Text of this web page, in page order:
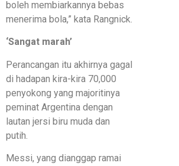
boleh membiarkannya bebas
menerima bola,” kata Rangnick.
‘Sangat marah’
Perancangan itu akhirnya gagal
di hadapan kira-kira 70,000
penyokong yang majoritinya
peminat Argentina dengan
lautan jersi biru muda dan
putih.
Messi, yang dianggap ramai